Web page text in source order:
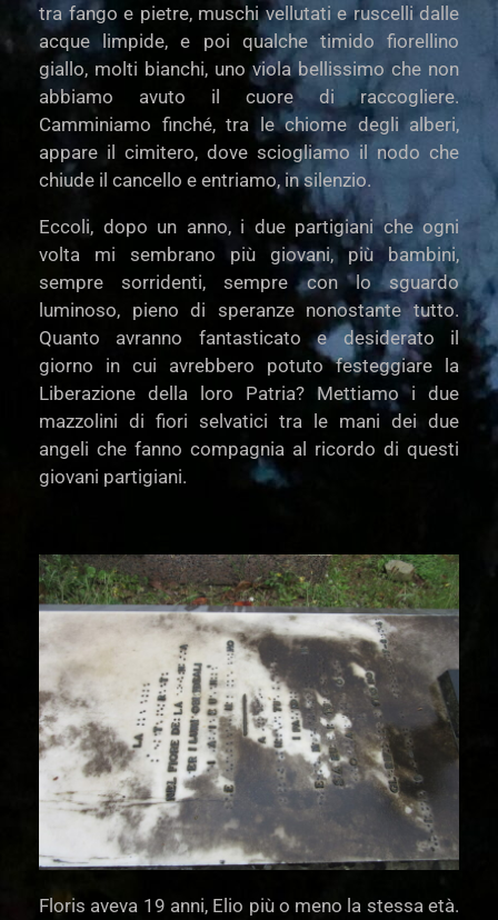
tra fango e pietre, muschi vellutati e ruscelli dalle
acque limpide, e poi qualche timido fiorellino
giallo, molti bianchi, uno viola bellissimo che non
abbiamo avuto il cuore di raccogliere.
Camminiamo finché, tra le chiome degli alberi,
appare il cimitero, dove sciogliamo il nodo che
chiude il cancello e entriamo, in silenzio.
Eccoli, dopo un anno, i due partigiani che ogni
volta mi sembrano più giovani, più bambini,
sempre sorridenti, sempre con lo sguardo
luminoso, pieno di speranze nonostante tutto.
Quanto avranno fantasticato e desiderato il
giorno in cui avrebbero potuto festeggiare la
Liberazione della loro Patria? Mettiamo i due
mazzolini di fiori selvatici tra le mani dei due
angeli che fanno compagnia al ricordo di questi
giovani partigiani.
Floris aveva 19 anni, Elio più o meno la stessa età.